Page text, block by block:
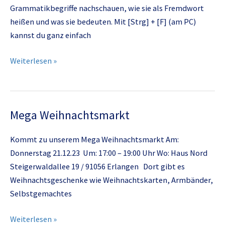
Grammatikbegriffe nachschauen, wie sie als Fremdwort
heißen und was sie bedeuten. Mit [Strg] + [F] (am PC)
kannst du ganz einfach
DaZ-
Weiterlesen »
Mega Weihnachtsmarkt
Kommt zu unserem Mega Weihnachtsmarkt Am:
Donnerstag 21.12.23 Um: 17:00 – 19:00 Uhr Wo: Haus Nord
Steigerwaldallee 19 / 91056 Erlangen Dort gibt es
Weihnachtsgeschenke wie Weihnachtskarten, Armbänder,
Selbstgemachtes
Mega
Weiterlesen »